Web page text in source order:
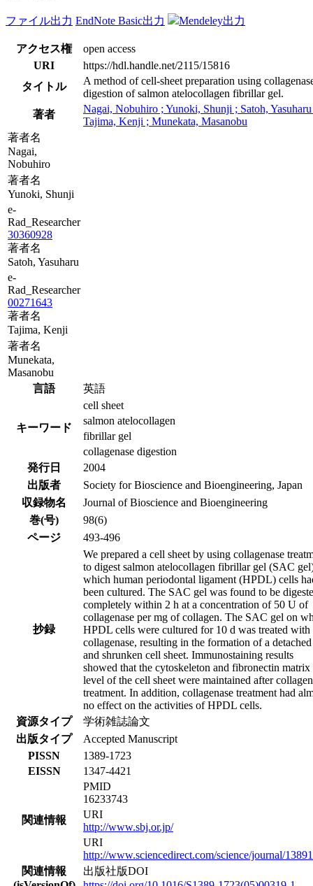
ファイル出力 EndNote Basic出力 Mendeley出力
アクセス権
open access
URI
https://hdl.handle.net/2115/15816
タイトル
A method of cell-sheet preparation using
digestion of salmon atelocollagen fibrillar gel.
著者
Nagai, Nobuhiro ; Yunoki, Shunji ; Satoh,
Tajima, Kenji ; Munekata, Masanobu
著者名
Nagai,
Nobuhiro
著者名
Yunoki, Shunji
e-
Rad_Researcher
30360928
著者名
Satoh, Yasuharu
e-
Rad_Researcher
00271643
著者名
Tajima, Kenji
著者名
Munekata,
Masanobu
言語
英語
キーワード
cell sheet
salmon atelocollagen
fibrillar gel
collagenase digestion
発行日
2004
出版者
Society for Bioscience and Bioengineering, Japan
収録物名
Journal of Bioscience and Bioengineering
巻(号)
98(6)
ページ
493-496
抄録
We prepared a cell sheet by using collagenase
to digest salmon atelocollagen fibrillar gel (SAC
which human periodontal ligament (HPDL) cells
been cultured. The SAC gel was found to be
completely within 2 h at a concentration of 50 U of
collagenase per mg of collagen. The SAC gel on
HPDL cells were cultured for 10 d was treated with
collagenase, resulting in the formation of a detached
and shrunken cell sheet. Immunostaining results
showed that the cytoskeleton and fibronectin matrix
level of the cell sheet were maintained after
treatment. In addition, collagenase treatment had
no effect on the activities of HPDL cells.
資源タイプ
学術雑誌論文
出版タイプ
Accepted Manuscript
PISSN
1389-1723
EISSN
1347-4421
関連情報
PMID
16233743
URI
http://www.sbj.or.jp/
URI
http://www.sciencedirect.com/science/journal/
関連情報
出版社版DOI